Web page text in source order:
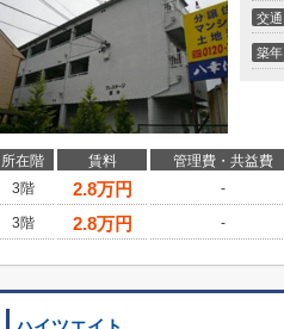
交通
築年
所在階 賃料 管理費・共益費
3階
2.8万円 -
3階
2.8万円 -